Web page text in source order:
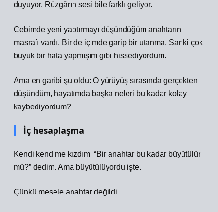
duyuyor. Rüzgârın sesi bile farklı geliyor.
Cebimde yeni yaptırmayı düşündüğüm anahtarın
masrafı vardı. Bir de içimde garip bir utanma. Sanki çok
büyük bir hata yapmışım gibi hissediyordum.
Ama en garibi şu oldu: O yürüyüş sırasında gerçekten
düşündüm, hayatımda başka neleri bu kadar kolay
kaybediyordum?
İç hesaplaşma
Kendi kendime kızdım. “Bir anahtar bu kadar büyütülür
mü?” dedim. Ama büyütülüyordu işte.
Çünkü mesele anahtar değildi.